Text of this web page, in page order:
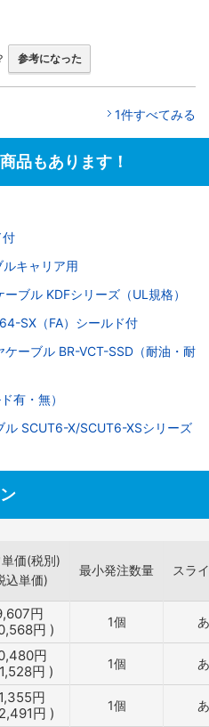
参考になった
1件すべてみる
品もあります！
付
キャリア用
ブル KDFシリーズ（UL規格）
SX（FA）シールド付
ーブル BR-VCT-SSD（耐油・耐
有・無）
ル SCUT6-X/SCUT6-XSシリーズ
価(税別)
込単価)
最小発注数量 スラ
円
円 ) 1個
円
円 ) 1個
円
円 ) 1個